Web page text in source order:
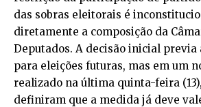
das sobras eleitorais é
diretamente a composição da
Deputados. A decisão inicial previa
para eleições futuras, mas em um
realizado na última quinta-feira
definiram que a medida já deve